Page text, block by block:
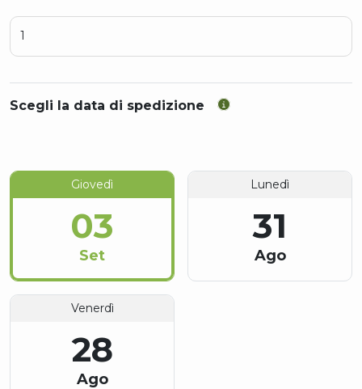
Scegli la data di spedizione
Giovedì
03
Set
Lunedì
31
Ago
Venerdì
28
Ago